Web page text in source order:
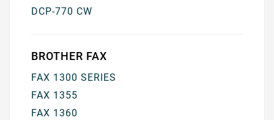
DCP-770 CW
BROTHER FAX
FAX 1300 SERIES
FAX 1355
FAX 1360